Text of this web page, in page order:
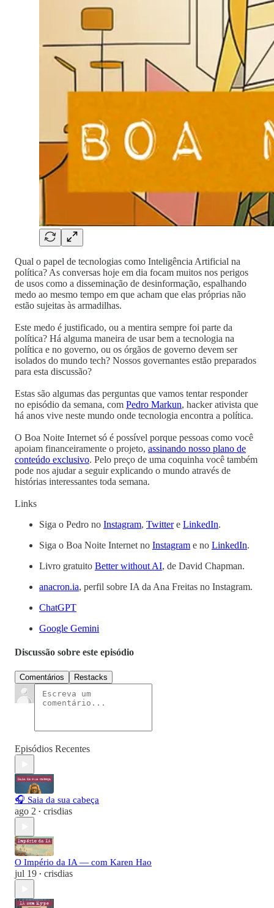
Qual o papel de tecnologias como Inteligência Artificial na
política? As conversas hoje em dia focam muitos nos perigos
de usos como a disseminação de desinformação, espalhando
medo ao mesmo tempo em que acham que elas próprias não
estão sujeitas às armadilhas.
Este medo é justificado, ou a mentira sempre foi parte da
política? Há alguma maneira de usar bem a tecnologia na
política e no governo, ou os órgãos de governo devem ser
isolados do mundo tech? Nossos governantes estão preparados
para esta discussão?
Estas são algumas das perguntas que vamos tentar responder
no episódio da semana, com Pedro Markun, hacker ativista que
há anos vive neste mundo onde tecnologia encontra a política.
O Boa Noite Internet só é possível porque pessoas como você
apoiam financeiramente o projeto, assinando nosso plano de
conteúdo exclusivo. Pelo preço de uma coquinha você também
pode nos ajudar a seguir explicando o mundo através de
histórias interessantes toda semana.
Links
Siga o Pedro no Instagram, Twittere LinkedIn.
Siga o Boa Noite Internet no Instagram e no LinkedIn.
Livro gratuito Better without AI, de David Chapman.
anacron.ia, perfil sobre IA da Ana Freitas no Instagram.
ChatGPT
Google Gemini
Discussão sobre este episódio
Comentários Restacks
Episódios Recentes
🎧 Saia da sua cabeça
ago 2 • crisdias
O Império da IA — com Karen Hao
jul 19 • crisdias